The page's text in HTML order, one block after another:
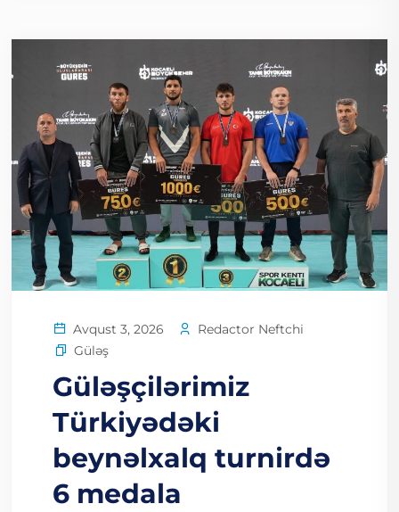
Avqust 3, 2026
Redactor Neftchi
Güləş
Güləşçilərimiz
Türkiyədəki
beynəlxalq turnirdə
6 medala